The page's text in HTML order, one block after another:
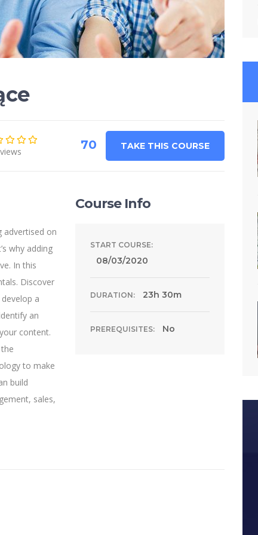
70 TAKE THIS COURSE
advertised on
why adding
In this
Discover
a
an
content.
to make
build
sales,
Course Info
START COURSE:
08/03/2020
DURATION: 23h 30m
PREREQUISITES: No